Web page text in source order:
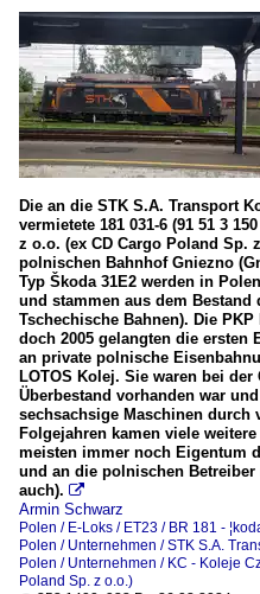
Polen
E-Loks
ET23 / BR 181 -
KC - Koleje Czeskie
Alle Jahre
2010
2018
2020
2020
2024
Die an die STK S.A. Transport
vermietete 181 031-6 (91 51 3
z o.o. (ex CD Cargo Poland Sp.
polnischen Bahnhof Gniezno
Typ Škoda 31E2 werden in
und stammen aus dem Bestand
Tschechische Bahnen). Die
doch 2005 gelangten die ersten
an private polnische
LOTOS Kolej. Sie waren bei
Überbestand vorhanden war
sechsachsige Maschinen durch
Folgejahren kamen viele
meisten immer noch Eigentum
und an die polnischen
auch). 
Armin Schwarz
Polen / E-Loks / ET23 / BR 181 -
Polen / Unternehmen / STK S.A.
Polen / Unternehmen / KC - Koleje
Poland Sp. z o.o.)